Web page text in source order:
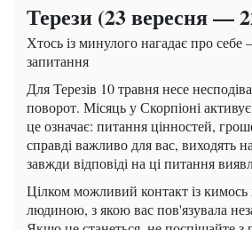
Терези (23 вересня —
Хтось із минулого нагадає про себе
запитання
Для Терезів 10 травня несе
поворот. Місяць у Скорпіоні
це означає: питання цінностей,
справді важливо для вас, виходять
завжди відповіді на ці питання
Цілком можливий контакт із
людиною, з якою вас пов'язувала